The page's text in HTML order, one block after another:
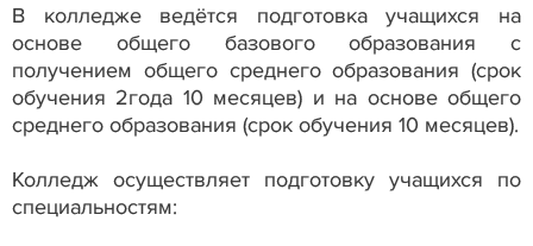
В колледже ведётся подготовка учащихся на
основе общего базового образования с
получением общего среднего образования (срок
обучения 2года 10 месяцев) и на основе общего
среднего образования (срок обучения 10 месяцев).
Колледж осуществляет подготовку учащихся по
специальностям: